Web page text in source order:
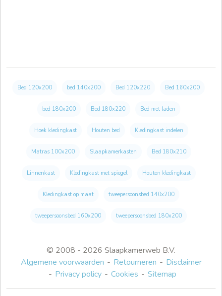
© 2008 - 2026 Slaapkamerweb B.V.
Algemene voorwaarden
Retourneren
Disclaimer
Privacy policy
Cookies Sitemap
Bed 120x200 bed 140x200 Bed 120x220 Bed 160x200
bed 180x200 Bed 180x220 Bed met laden
Hoek kledingkast Houten bed Kledingkast indelen
Matras 100x200 Slaapkamerkasten Bed 180x210
Linnenkast Kledingkast met spiegel Houten kledingkast
Kledingkast op maat tweepersoonsbed 140x200
tweepersoonsbed 160x200 tweepersoonsbed 180x200